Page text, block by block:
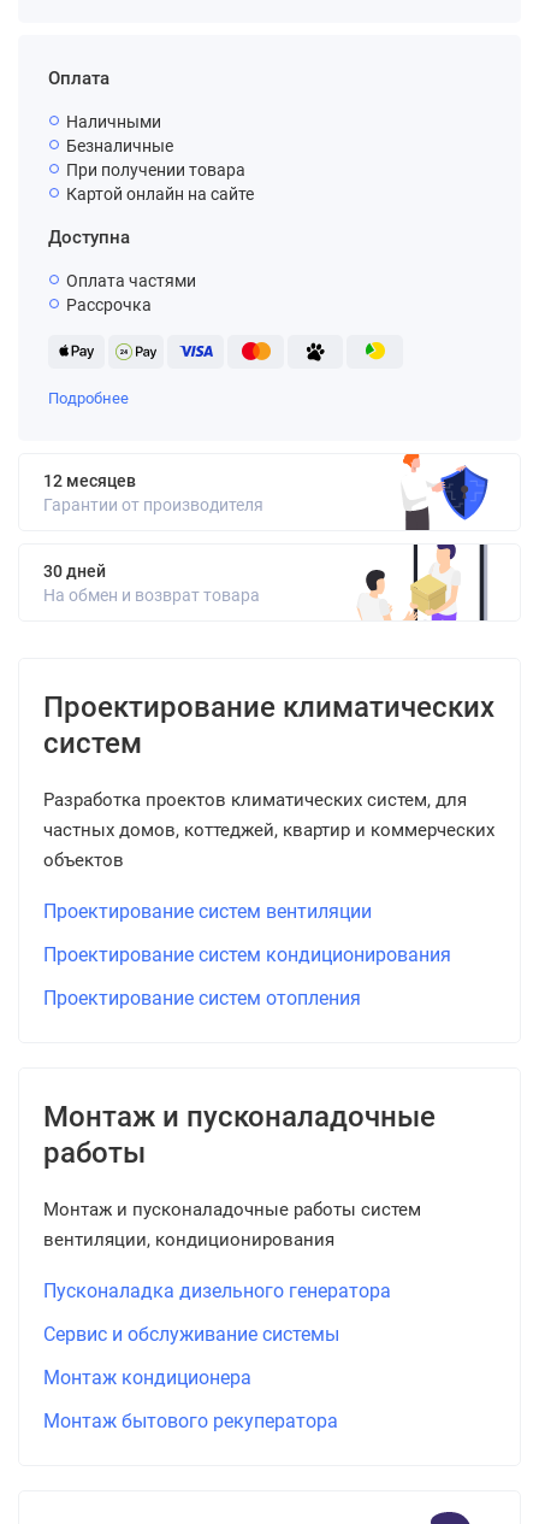
Оплата
Наличными
Безналичные
При получении товара
Картой онлайн на сайте
Доступна
Оплата частями
Рассрочка
Подробнее
12 месяцев
Гарантии от производителя
30 дней
На обмен и возврат товара
Проектирование климатических
систем
Разработка проектов климатических систем, для
частных домов, коттеджей, квартир и коммерческих
объектов
Проектирование систем вентиляции
Проектирование систем кондиционирования
Проектирование систем отопления
Монтаж и пусконаладочные
работы
Монтаж и пусконаладочные работы систем
вентиляции, кондиционирования
Пусконаладка дизельного генератора
Сервис и обслуживание системы
Монтаж кондиционера
Монтаж бытового рекуператора